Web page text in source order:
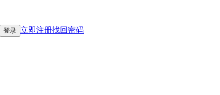
登录 立即注册找回密码